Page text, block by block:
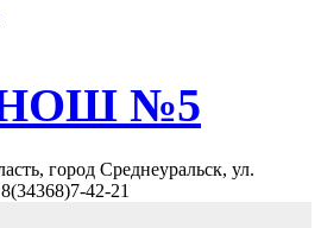
№5
город Среднеуральск, ул.
42-21